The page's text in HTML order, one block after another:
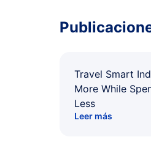
Travel Smart
More While
Less
Leer más